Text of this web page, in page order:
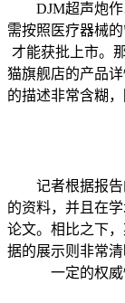
DJM超声炮作
需按照医疗器械
才能获批上市。
猫旗舰店的产品
的描述非常含糊
记者根据报告
的资料，并且在
论文。相比之下
据的展示则非常
一定的权